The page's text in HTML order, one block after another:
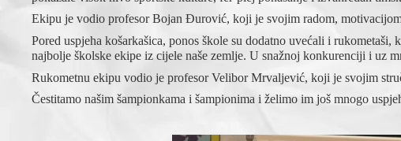
Ekipu je vodio profesor Bojan Đurović, koji je svojim radom,
Pored uspjeha košarkašica, ponos škole su dodatno uvećali i
najbolje školske ekipe iz cijele naše zemlje. U snažnoj konkurenciji i uz
Rukometnu ekipu vodio je profesor Velibor Mrvaljević, koji je svojim
Čestitamo našim šampionkama i šampionima i želimo im još mnogo